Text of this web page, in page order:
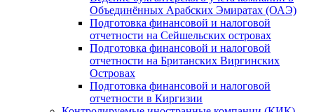
Объединённых Арабских Эмиратах (ОАЭ)
Подготовка финансовой и налоговой
отчетности на Сейшельских островах
Подготовка финансовой и налоговой
отчетности на Британских Виргинских
Островах
Подготовка финансовой и налоговой
отчетности в Киргизии